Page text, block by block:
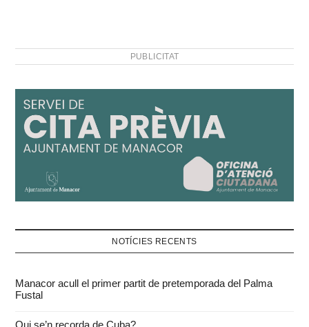
PUBLICITAT
NOTÍCIES RECENTS
Manacor acull el primer partit de pretemporada del Palma
Fustal
Qui se’n recorda de Cuba?